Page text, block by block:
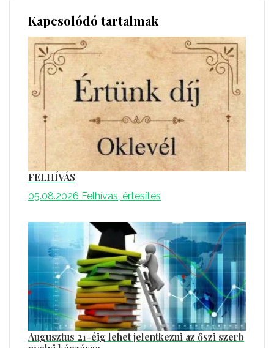
Kapcsolódó tartalmak
FELHÍVÁS
05.08.2026 Felhívás, értesítés
Augusztus 21-éig lehet jelentkezni az őszi szerb